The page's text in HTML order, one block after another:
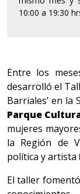
10:00 a 19:30
Entre los
desarrolló el
Barriales’ en la
Parque
mujeres
la Región de
política y artista
El taller